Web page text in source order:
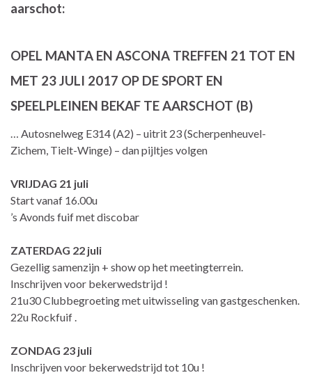
aarschot:
OPEL MANTA EN ASCONA TREFFEN 21 TOT EN
MET 23 JULI 2017 OP DE SPORT EN
SPEELPLEINEN BEKAF TE AARSCHOT (B)
… Autosnelweg E314 (A2) – uitrit 23 (Scherpenheuvel-
Zichem, Tielt-Winge) – dan pijltjes volgen
VRIJDAG 21 juli
Start vanaf 16.00u
’s Avonds fuif met discobar
ZATERDAG 22 juli
Gezellig samenzijn + show op het meetingterrein.
Inschrijven voor bekerwedstrijd !
21u30 Clubbegroeting met uitwisseling van gastgeschenken.
22u Rockfuif .
ZONDAG 23 juli
Inschrijven voor bekerwedstrijd tot 10u !